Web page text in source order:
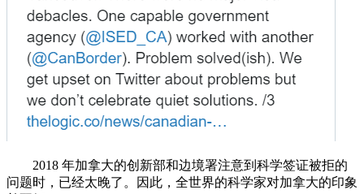
2018 年加拿大的创新部和边境署注意到科学签证被拒的
问题时，已经太晚了。因此，全世界的科学家对加拿大的印象